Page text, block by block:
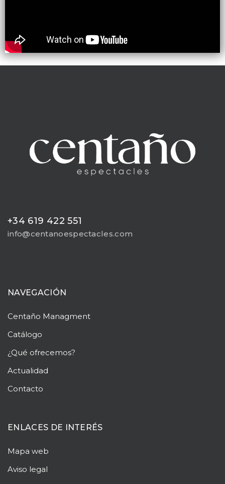
+34 619 422 551
info@centanoespectacles.com
NAVEGACIÓN
Centaño Managment
Catálogo
¿Qué ofrecemos?
Actualidad
Contacto
ENLACES DE INTERÉS
Mapa web
Aviso legal